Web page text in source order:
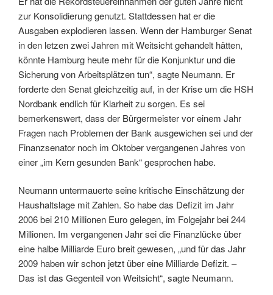
zur Konsolidierung genutzt. Stattdessen hat er die
Ausgaben explodieren lassen. Wenn der Hamburger Senat
in den letzen zwei Jahren mit Weitsicht gehandelt hätten,
könnte Hamburg heute mehr für die Konjunktur und die
Sicherung von Arbeitsplätzen tun“, sagte Neumann. Er
forderte den Senat gleichzeitig auf, in der Krise um die HSH
Nordbank endlich für Klarheit zu sorgen. Es sei
bemerkenswert, dass der Bürgermeister vor einem Jahr
Fragen nach Problemen der Bank ausgewichen sei und der
Finanzsenator noch im Oktober vergangenen Jahres von
einer „im Kern gesunden Bank“ gesprochen habe.
Neumann untermauerte seine kritische Einschätzung der
Haushaltslage mit Zahlen. So habe das Defizit im Jahr
2006 bei 210 Millionen Euro gelegen, im Folgejahr bei 244
Millionen. Im vergangenen Jahr sei die Finanzlücke über
eine halbe Milliarde Euro breit gewesen, „und für das Jahr
2009 haben wir schon jetzt über eine Milliarde Defizit. –
Das ist das Gegenteil von Weitsicht“, sagte Neumann.